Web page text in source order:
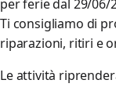
per ferie dal 29/06/
Ti consigliamo di
riparazioni, ritiri e
Le attività